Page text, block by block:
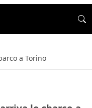
a Torino